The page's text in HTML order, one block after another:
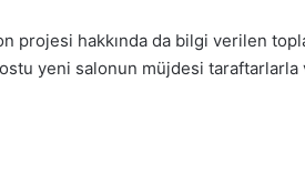
projesi hakkında da bilgi verilen
yeni salonun müjdesi